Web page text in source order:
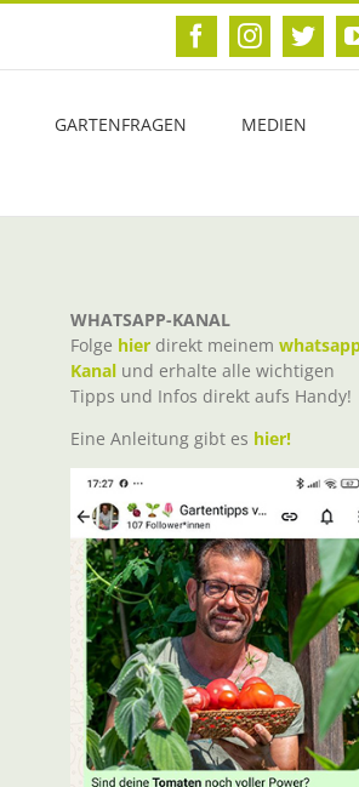
FacebookInstagram
GARTENFRAGEN MEDIEN
WHATSAPP-KANAL
Folge hier direkt meinem
Kanal und erhalte alle wichtigen
Tipps und Infos direkt aufs Handy!
Eine Anleitung gibt es hier!